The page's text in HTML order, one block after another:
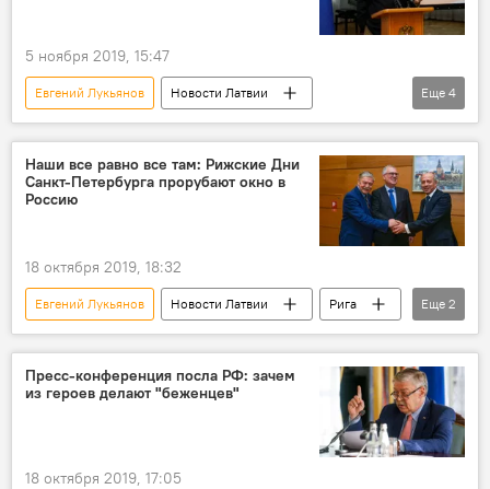
5 ноября 2019, 15:47
Евгений Лукьянов
Новости Латвии
Латвия
Россия
посольство РФ в Латвии
Дом Москвы
посол
Еще 4
Наши все равно все там: Рижские Дни
Санкт-Петербурга прорубают окно в
Россию
18 октября 2019, 18:32
Евгений Лукьянов Новости Латвии
Рига
Санкт-Петербург
Олег Буров
Еще 2
Пресс-конференция посла РФ: зачем
из героев делают "беженцев"
18 октября 2019, 17:05